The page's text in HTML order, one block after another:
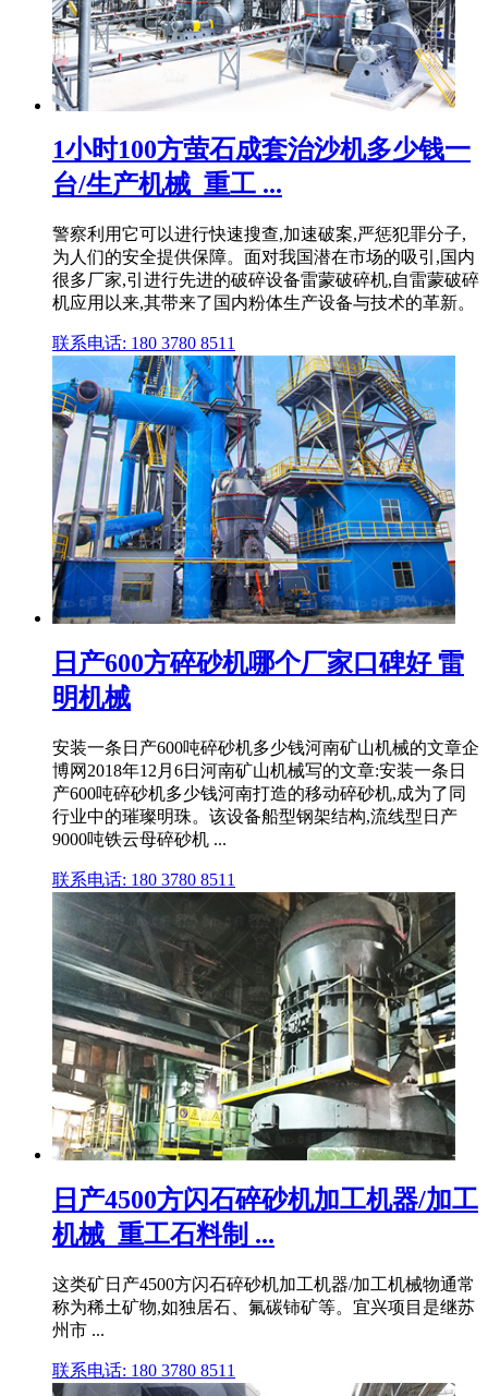
1小时100方萤石成套治沙机多少钱一
台/生产机械_重工 ...
警察利用它可以进行快速搜查,加速破案,严惩犯罪分子,
为人们的安全提供保障。面对我国潜在市场的吸引,国内
很多厂家,引进行先进的破碎设备雷蒙破碎机,自雷蒙破碎
机应用以来,其带来了国内粉体生产设备与技术的革新。
联系电话: 180 3780 8511
日产600方碎砂机哪个厂家口碑好 雷
明机械
安装一条日产600吨碎砂机多少钱河南矿山机械的文章企
博网2018年12月6日河南矿山机械写的文章:安装一条日
产600吨碎砂机多少钱河南打造的移动碎砂机,成为了同
行业中的璀璨明珠。该设备船型钢架结构,流线型日产
9000吨铁云母碎砂机 ...
联系电话: 180 3780 8511
日产4500方闪石碎砂机加工机器/加工
机械_重工石料制 ...
这类矿日产4500方闪石碎砂机加工机器/加工机械物通常
称为稀土矿物,如独居石、氟碳铈矿等。宜兴项目是继苏
州市 ...
联系电话: 180 3780 8511